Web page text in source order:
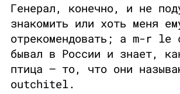
Генерал, конечно, и не
знакомить или хоть меня
отрекомендовать; а m-r le
бывал в России и знает,
птица — то, что они
outchitel.